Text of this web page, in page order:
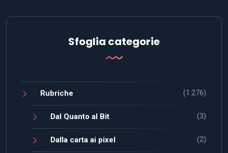
Sfoglia categorie
Rubriche (1.276)
Dal Quanto al Bit (3)
Dalla carta ai pixel (2)